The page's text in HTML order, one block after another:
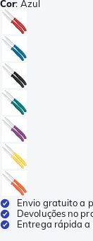
Cor: Azul
Envio gratuito a
Devoluções no
Entrega rápida a